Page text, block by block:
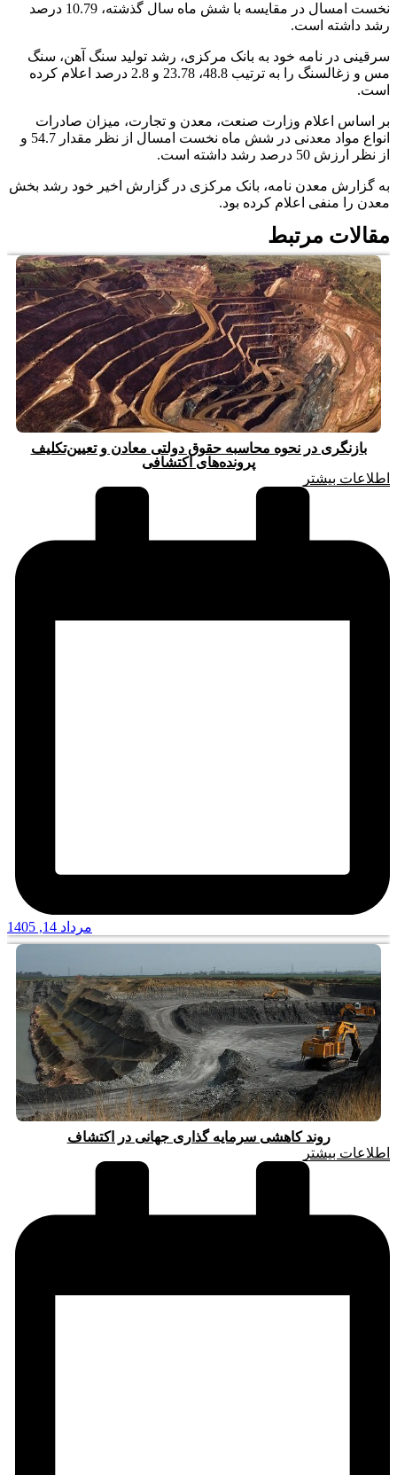
نخست امسال در مقایسه با شش ماه سال گذشته، 10.79 درصد
رشد داشته است.
سرقینی در نامه خود به بانک مرکزی، رشد تولید سنگ آهن، سنگ
مس و زغالسنگ را به ترتیب 48.8، 23.78 و 2.8 درصد اعلام کرده
است.
بر اساس اعلام وزارت صنعت، معدن و تجارت، میزان صادرات
انواع مواد معدنی در شش ماه نخست امسال از نظر مقدار 54.7 و
از نظر ارزش 50 درصد رشد داشته است.
به گزارش معدن نامه، بانک مرکزی در گزارش اخیر خود رشد بخش
معدن را منفی اعلام کرده بود.
مقالات مرتبط
بازنگری در نحوه محاسبه حقوق دولتی معادن و تعیین‌تکلیف
پرونده‌های اکتشافی
اطلاعات بیشتر
مرداد 14, 1405
روند کاهشی سرمایه گذاری جهانی در اکتشاف
اطلاعات بیشتر